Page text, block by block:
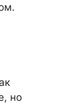
но